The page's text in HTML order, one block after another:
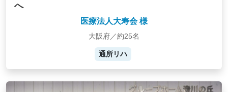
へ
医療法人大寿会 様
大阪府／約25名
通所リハ